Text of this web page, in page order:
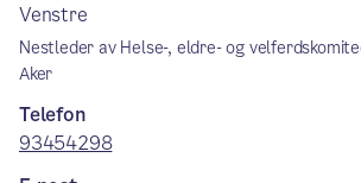
Venstre
Nestleder av Helse-, eldre- og
Aker
Telefon
93454298